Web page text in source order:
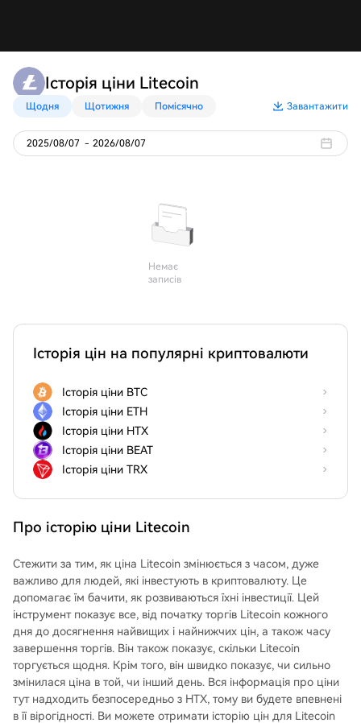
Історія ціни Litecoin
Щодня Щотижня Помісячно Завантажити
2025/08/07 - 2026/08/07
Немає
записів
Історія цін на популярні криптовалюти
Історія ціни BTC
Історія ціни ETH
Історія ціни HTX
Історія ціни BEAT
Історія ціни TRX
Про історію ціни Litecoin
Стежити за тим, як ціна Litecoin змінюється з часом, дуже
важливо для людей, які інвестують в криптовалюту. Це
допомагає їм бачити, як розвиваються їхні інвестиції. Цей
інструмент показує все, від початку торгів Litecoin кожного
дня до досягнення найвищих і найнижчих цін, а також часу
завершення торгів. Він також показує, скільки Litecoin
торгується щодня. Крім того, він швидко показує, чи сильно
змінилася ціна в той, чи інший день. Вся інформація про ціни
тут надходить безпосередньо з HTX, тому ви будете впевнені
в її вірогідності. Ви можете отримати історію цін для Litecoin